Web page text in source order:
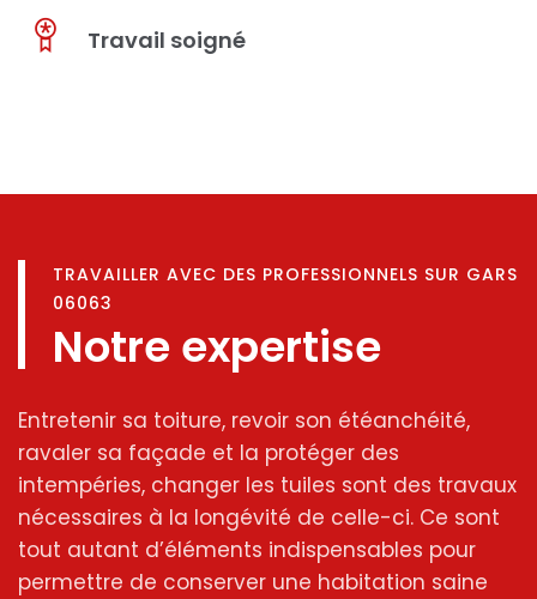
Travail soigné
TRAVAILLER AVEC DES PROFESSIONNELS SUR GARS
06063
Notre expertise
Entretenir sa toiture, revoir son étéanchéité,
ravaler sa façade et la protéger des
intempéries, changer les tuiles sont des travaux
nécessaires à la longévité de celle-ci. Ce sont
tout autant d’éléments indispensables pour
permettre de conserver une habitation saine